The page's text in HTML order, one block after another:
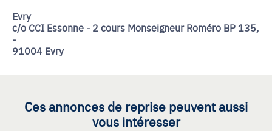
Evry
c/o CCI Essonne - 2 cours Monseigneur Roméro BP 135,
-
91004 Evry
Ces annonces de reprise peuvent aussi
vous intéresser